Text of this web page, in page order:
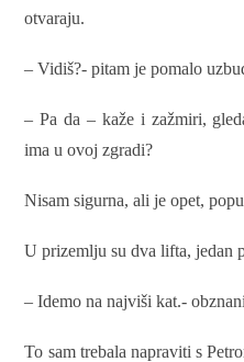
otvaraju.
– Vidiš?- pitam je pomalo
– Pa da – kaže i zažmiri,
ima u ovoj zgradi?
Nisam sigurna, ali je opet,
U prizemlju su dva lifta, jedan
– Idemo na najviši kat.-
To sam trebala napraviti s